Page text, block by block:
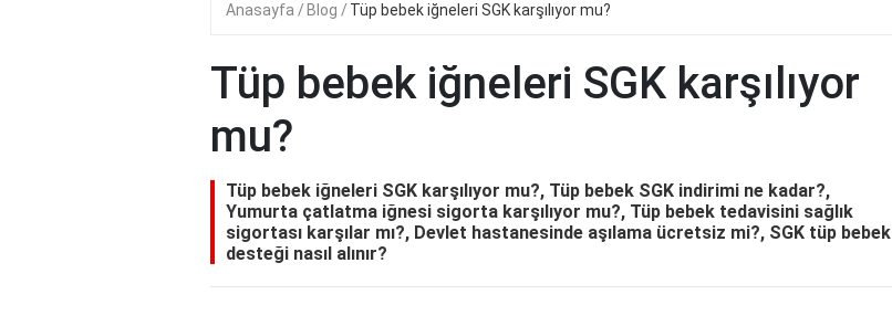
Anasayfa Blog Tüp bebek iğneleri SGK karşılıyor mu?
Tüp bebek iğneleri SGK karşılıyor
mu?
Tüp bebek iğneleri SGK karşılıyor mu?, Tüp bebek SGK indirimi ne kadar?,
Yumurta çatlatma iğnesi sigorta karşılıyor mu?, Tüp bebek tedavisini sağlık
sigortası karşılar mı?, Devlet hastanesinde aşılama ücretsiz mi?, SGK tüp bebek
desteği nasıl alınır?